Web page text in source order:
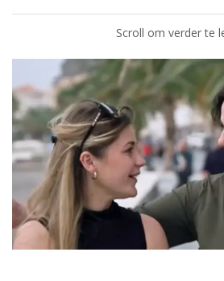
Scroll om verder te